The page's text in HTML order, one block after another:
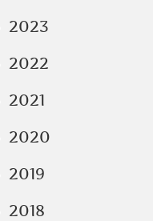
2023
2022
2021
2020
2019
2018